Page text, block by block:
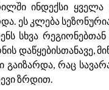
ინდექსი
ეს კლება
სხვა
დაწყებისთანავე,
გაიზარდა, რაც
ზრდით.